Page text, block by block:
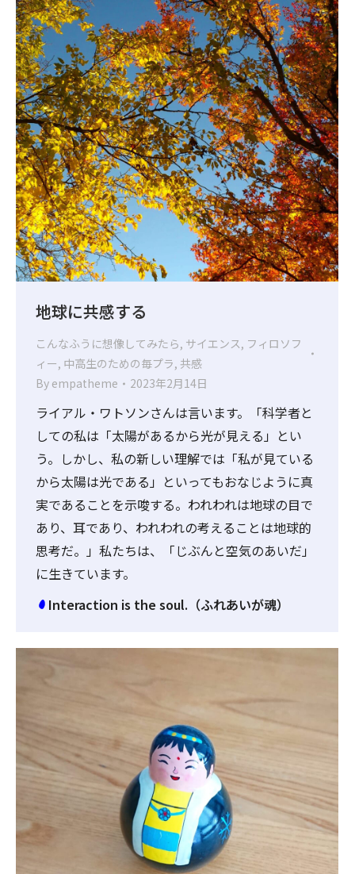
地球に共感する
こんなふうに想像してみたら, サイエンス, フィロソフ
ィー, 中高生のための毎プラ, 共感
By empatheme 2023年2月14日
ライアル・ワトソンさんは言います。「科学者と
しての私は「太陽があるから光が見える」とい
う。しかし、私の新しい理解では「私が見ている
から太陽は光である」といってもおなじように真
実であることを示唆する。われわれは地球の目で
あり、耳であり、われわれの考えることは地球的
思考だ。」私たちは、「じぶんと空気のあいだ」
に生きています。
Interaction is the soul.（ふれあいが魂）